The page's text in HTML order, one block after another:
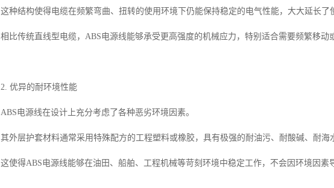
这种结构使得电缆在频繁弯曲、扭转的使用环境下仍能保持稳定的电气性能，大大延长了
相比传统直线型电缆，ABS电源线能够承受更高强度的机械应力，特别适合需要频繁移动
2. 优异的耐环境性能
ABS电源线在设计上充分考虑了各种恶劣环境因素。
其外层护套材料通常采用特殊配方的工程塑料或橡胶，具有极强的耐油污、耐酸碱、耐海
这使得ABS电源线能够在油田、船舶、工程机械等苛刻环境中稳定工作，不会因环境因素